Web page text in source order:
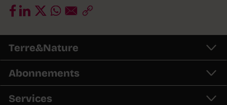
Terre&Nature
Abonnements
Services